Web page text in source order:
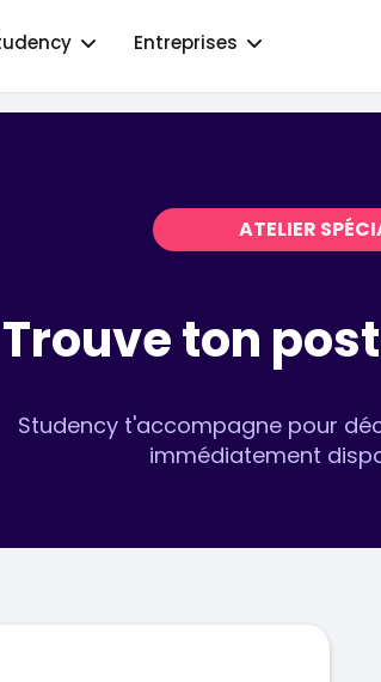
Entreprises
ATELIER
Trouve ton
Studency t'accompagne pour
immédiatement